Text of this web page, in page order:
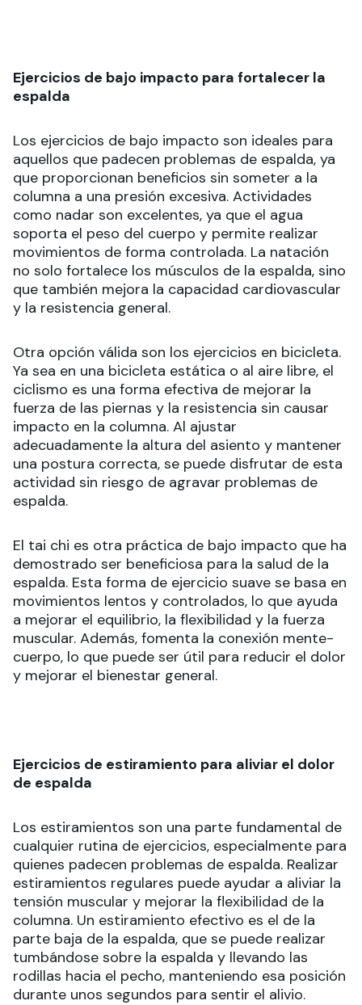
Ejercicios de bajo impacto para fortalecer la
espalda
Los ejercicios de bajo impacto son ideales para
aquellos que padecen problemas de espalda, ya
que proporcionan beneficios sin someter a la
columna a una presión excesiva. Actividades
como nadar son excelentes, ya que el agua
soporta el peso del cuerpo y permite realizar
movimientos de forma controlada. La natación
no solo fortalece los músculos de la espalda, sino
que también mejora la capacidad cardiovascular
y la resistencia general.
Otra opción válida son los ejercicios en bicicleta.
Ya sea en una bicicleta estática o al aire libre, el
ciclismo es una forma efectiva de mejorar la
fuerza de las piernas y la resistencia sin causar
impacto en la columna. Al ajustar
adecuadamente la altura del asiento y mantener
una postura correcta, se puede disfrutar de esta
actividad sin riesgo de agravar problemas de
espalda.
El tai chi es otra práctica de bajo impacto que ha
demostrado ser beneficiosa para la salud de la
espalda. Esta forma de ejercicio suave se basa en
movimientos lentos y controlados, lo que ayuda
a mejorar el equilibrio, la flexibilidad y la fuerza
muscular. Además, fomenta la conexión mente-
cuerpo, lo que puede ser útil para reducir el dolor
y mejorar el bienestar general.
Ejercicios de estiramiento para aliviar el dolor
de espalda
Los estiramientos son una parte fundamental de
cualquier rutina de ejercicios, especialmente para
quienes padecen problemas de espalda. Realizar
estiramientos regulares puede ayudar a aliviar la
tensión muscular y mejorar la flexibilidad de la
columna. Un estiramiento efectivo es el de la
parte baja de la espalda, que se puede realizar
tumbándose sobre la espalda y llevando las
rodillas hacia el pecho, manteniendo esa posición
durante unos segundos para sentir el alivio.